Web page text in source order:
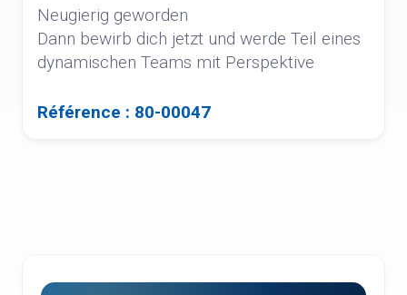
Neugierig geworden
Dann bewirb dich jetzt und werde Teil eines
dynamischen Teams mit Perspektive
Référence : 80-00047